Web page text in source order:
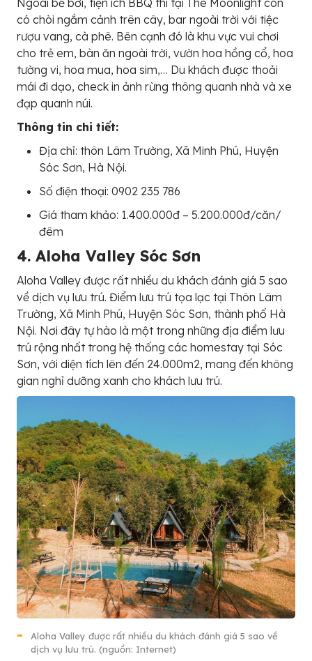
Ngoài bể bơi, tiện ích BBQ thì tại The Moonlight còn
có chòi ngắm cảnh trên cây, bar ngoài trời với tiệc
rượu vang, cà phê. Bên cạnh đó là khu vực vui chơi
cho trẻ em, bàn ăn ngoài trời, vườn hoa hồng cổ, hoa
tường vi, hoa mua, hoa sim,… Du khách được thoải
mái đi dạo, check in ảnh rừng thông quanh nhà và xe
đạp quanh núi.
Thông tin chi tiết:
Địa chỉ: thôn Lâm Trường, Xã Minh Phú, Huyện
Sóc Sơn, Hà Nội.
Số điện thoại: 0902 235 786
Giá tham khảo: 1.400.000đ – 5.200.000đ/căn/
đêm
4. Aloha Valley Sóc Sơn
Aloha Valley được rất nhiều du khách đánh giá 5 sao
về dịch vụ lưu trú. Điểm lưu trú tọa lạc tại Thôn Lâm
Trường, Xã Minh Phú, Huyện Sóc Sơn, thành phố Hà
Nội. Nơi đây tự hào là một trong những địa điểm lưu
trú rộng nhất trong hệ thống các homestay tại Sóc
Sơn, với diện tích lên đến 24.000m2, mang đến không
gian nghỉ dưỡng xanh cho khách lưu trú.
Aloha Valley được rất nhiều du khách đánh giá 5 sao về
dịch vụ lưu trú. (nguồn: Internet)